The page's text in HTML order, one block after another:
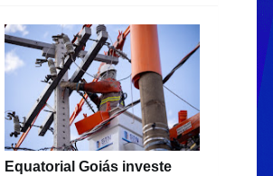
Equatorial Goiás investe